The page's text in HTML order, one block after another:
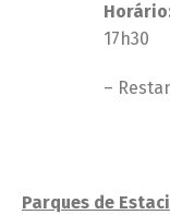
17h30
–
Parques de